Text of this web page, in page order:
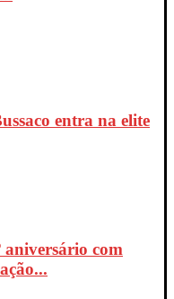
entra na elite
aniversário com